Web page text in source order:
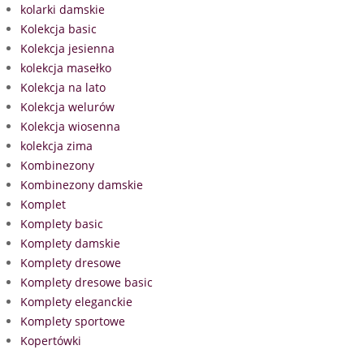
kolarki damskie
Kolekcja basic
Kolekcja jesienna
kolekcja masełko
Kolekcja na lato
Kolekcja welurów
Kolekcja wiosenna
kolekcja zima
Kombinezony
Kombinezony damskie
Komplet
Komplety basic
Komplety damskie
Komplety dresowe
Komplety dresowe basic
Komplety eleganckie
Komplety sportowe
Kopertówki